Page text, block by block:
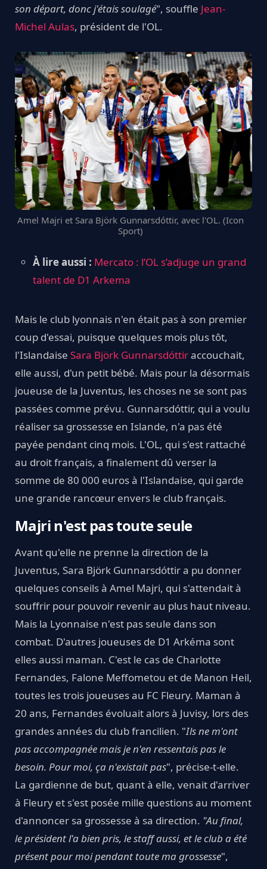
son départ, donc j'étais soulagé", souffle Jean-
Michel Aulas, président de l'OL.
Amel Majri et Sara Björk Gunnarsdóttir, avec l'OL. (Icon
Sport)
À lire aussi : Mercato : l’OL s’adjuge un grand
talent de D1 Arkema
Mais le club lyonnais n'en était pas à son premier
coup d'essai, puisque quelques mois plus tôt,
l'Islandaise Sara Björk Gunnarsdóttiraccouchait,
elle aussi, d'un petit bébé. Mais pour la désormais
joueuse de la Juventus, les choses ne se sont pas
passées comme prévu. Gunnarsdóttir, qui a voulu
réaliser sa grossesse en Islande, n'a pas été
payée pendant cinq mois. L'OL, qui s'est rattaché
au droit français, a finalement dû verser la
somme de 80 000 euros à l'Islandaise, qui garde
une grande rancœur envers le club français.
Majri n'est pas toute seule
Avant qu'elle ne prenne la direction de la
Juventus, Sara Björk Gunnarsdóttir a pu donner
quelques conseils à Amel Majri, qui s'attendait à
souffrir pour pouvoir revenir au plus haut niveau.
Mais la Lyonnaise n'est pas seule dans son
combat. D'autres joueuses de D1 Arkéma sont
elles aussi maman. C'est le cas de Charlotte
Fernandes, Falone Meffometou et de Manon Heil,
toutes les trois joueuses au FC Fleury. Maman à
20 ans, Fernandes évoluait alors à Juvisy, lors des
grandes années du club francilien. "Ils ne m'ont
pas accompagnée mais je n'en ressentais pas le
besoin. Pour moi, ça n'existait pas", précise-t-elle.
La gardienne de but, quant à elle, venait d'arriver
à Fleury et s'est posée mille questions au moment
d'annoncer sa grossesse à sa direction. "Au final,
le président l'a bien pris, le staff aussi, et le club a été
présent pour moi pendant toute ma grossesse",